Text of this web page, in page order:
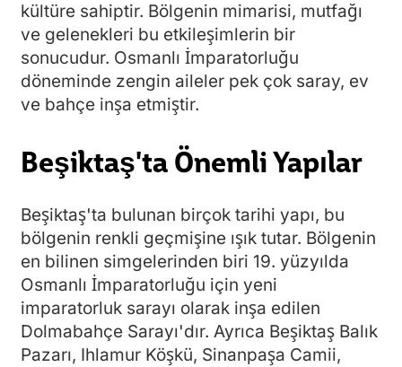
kültüre sahiptir. Bölgenin mimarisi, mutfağı
ve gelenekleri bu etkileşimlerin bir
sonucudur. Osmanlı İmparatorluğu
döneminde zengin aileler pek çok saray, ev
ve bahçe inşa etmiştir.
Beşiktaş'ta Önemli Yapılar
Beşiktaş'ta bulunan birçok tarihi yapı, bu
bölgenin renkli geçmişine ışık tutar. Bölgenin
en bilinen simgelerinden biri 19. yüzyılda
Osmanlı İmparatorluğu için yeni
imparatorluk sarayı olarak inşa edilen
Dolmabahçe Sarayı'dır. Ayrıca Beşiktaş Balık
Pazarı, Ihlamur Köşkü, Sinanpaşa Camii,